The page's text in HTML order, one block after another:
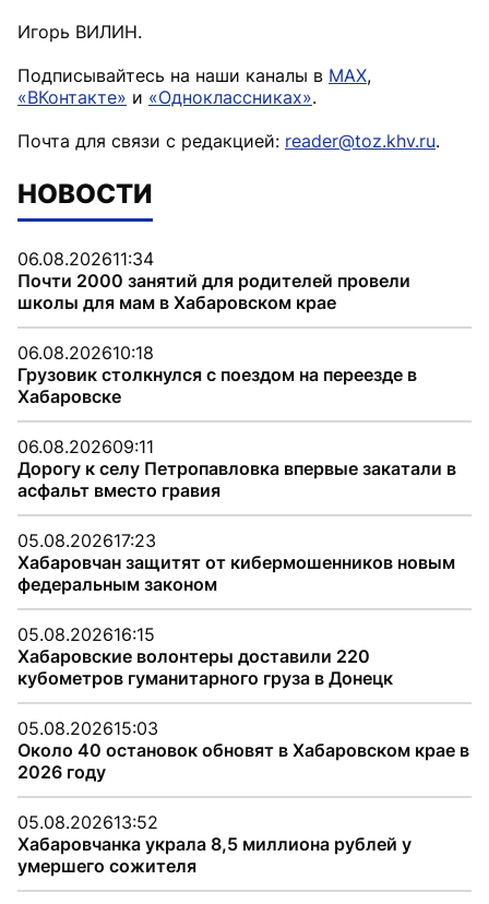
Игорь ВИЛИН.
Подписывайтесь на наши каналы в MAX,
«ВКонтакте» и «Одноклассниках».
Почта для связи с редакцией: reader@toz.khv.ru.
НОВОСТИ
06.08.202611:34
Почти 2000 занятий для родителей провели
школы для мам в Хабаровском крае
06.08.202610:18
Грузовик столкнулся с поездом на переезде в
Хабаровске
06.08.202609:11
Дорогу к селу Петропавловка впервые закатали в
асфальт вместо гравия
05.08.202617:23
Хабаровчан защитят от кибермошенников новым
федеральным законом
05.08.202616:15
Хабаровские волонтеры доставили 220
кубометров гуманитарного груза в Донецк
05.08.202615:03
Около 40 остановок обновят в Хабаровском крае в
2026 году
05.08.202613:52
Хабаровчанка украла 8,5 миллиона рублей у
умершего сожителя